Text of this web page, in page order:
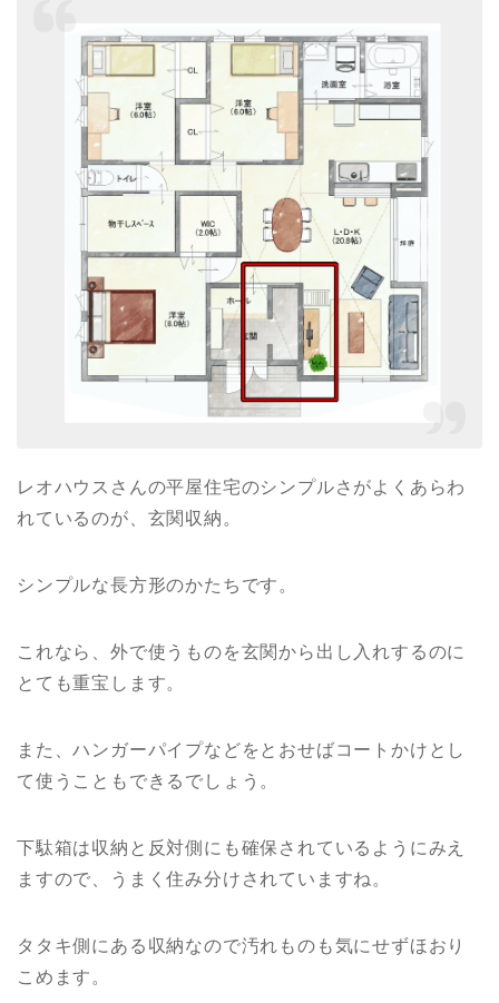
レオハウスさんの平屋住宅のシンプルさがよくあらわ
れているのが、玄関収納。
シンプルな長方形のかたちです。
これなら、外で使うものを玄関から出し入れするのに
とても重宝します。
また、ハンガーパイプなどをとおせばコートかけとし
て使うこともできるでしょう。
下駄箱は収納と反対側にも確保されているようにみえ
ますので、うまく住み分けされていますね。
タタキ側にある収納なので汚れものも気にせずほおり
こめます。